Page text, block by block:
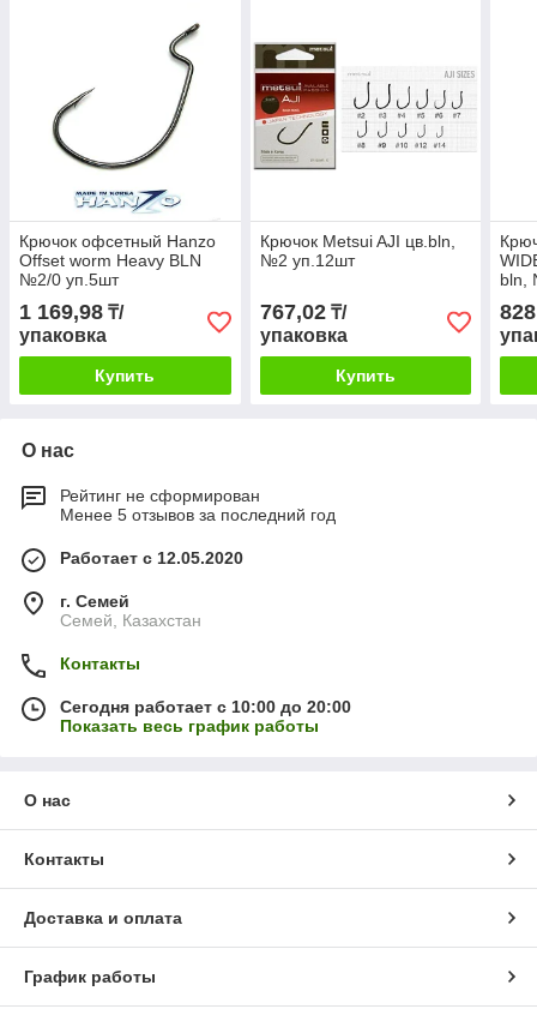
Крючок офсетный Hanzo
Offset worm Heavy BLN
№2/0 уп.5шт
1 169,98 ₸/
упаковка
Купить
Крючок Metsui AJI цв.bln,
№2 уп.12шт
767,02₸/
упаковка
Купить
bln,
О нас
Рейтинг не сформирован
Менее 5 отзывов за последний год
Работает с 12.05.2020
г. Семей
Семей, Казахстан
Контакты
Сегодня работает с 10:00 до 20:00
Показать весь график работы
О нас
Контакты
Доставка и оплата
График работы